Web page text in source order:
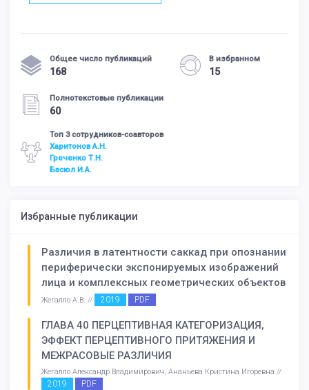
Общее число публикаций
168
В избранном
15
Полнотекстовые публикации
60
Топ 3 сотрудников-соавторов
Харитонов А.Н.
Греченко Т.Н.
Басюл И.А.
Избранные публикации
Различия в латентности саккад при опознании
периферически экспонируемых изображений
лица и комплексных геометрических объектов
Жегалло А.В. // 2019 PDF
ГЛАВА 40 ПЕРЦЕПТИВНАЯ КАТЕГОРИЗАЦИЯ,
ЭФФЕКТ ПЕРЦЕПТИВНОГО ПРИТЯЖЕНИЯ И
МЕЖРАСОВЫЕ РАЗЛИЧИЯ
Жегалло Александр Владимирович, Ананьева Кристина Игоревна //
2019 PDF